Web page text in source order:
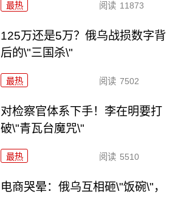
最热 阅读 11873
125万还是5万？俄乌战损数字背
后的\"三国杀\"
最热 阅读 7502
对检察官体系下手！李在明要打
破\"青瓦台魔咒\"
最热 阅读 5510
电商哭晕：俄乌互相砸\"饭碗\"，